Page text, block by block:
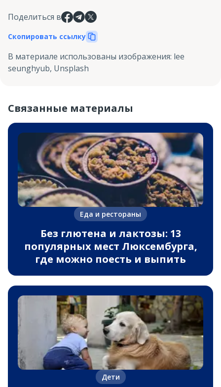
Поделиться в
Скопировать ссылку
В материале использованы изображения: lee
seunghyub, Unsplash
Связанные материалы
Еда и рестораны
Без глютена и лактозы: 13
популярных мест Люксембурга,
где можно поесть и выпить
Дети